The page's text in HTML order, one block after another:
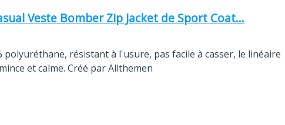
Veste Bomber Zip Jacket de Sport Coat...
polyuréthane, résistant à l'usure, pas facile à casser, le linéaire
et calme. Créé par Allthemen